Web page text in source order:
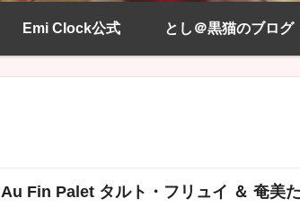
Emi Clock公式 とし＠黒猫のブログ
Au Fin Palet タルト・フリュイ ＆ 奄美